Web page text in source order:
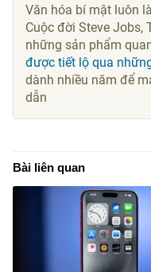
Văn hóa bí mật luôn
Cuộc đời Steve Jobs,
những sản phẩm
được tiết lộ qua
dành nhiều năm để
dẫn
Bài liên quan